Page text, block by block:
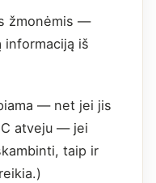
žmonėmis —
informaciją iš
— net jei jis
atveju — jei
taip ir